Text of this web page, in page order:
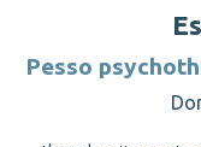
Pesso